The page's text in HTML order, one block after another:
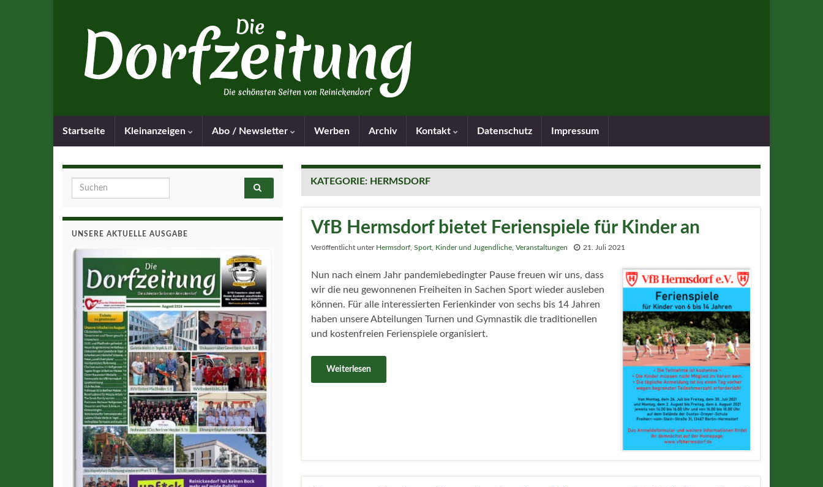
Startseite Kleinanzeigen Abo / Newsletter Werben Archiv Kontakt Datenschutz Impressum
KATEGORIE: HERMSDORF
VfB Hermsdorf bietet Ferienspiele für Kinder an
Veröffentlicht unter Hermsdorf Sport Kinder und Jugendliche Veranstaltungen 21. Juli 2021
Nun nach einem Jahr pandemiebedingter Pause freuen wir uns, dass
wir die neu gewonnenen Freiheiten in Sachen Sport wieder ausleben
können. Für alle interessierten Ferienkinder von sechs bis 14 Jahren
haben unsere Abteilungen Turnen und Gymnastik die traditionellen
und kostenfreien Ferienspiele organisiert.
Weiterlesen
Search for:
UNSERE AKTUELLE AUSGABE